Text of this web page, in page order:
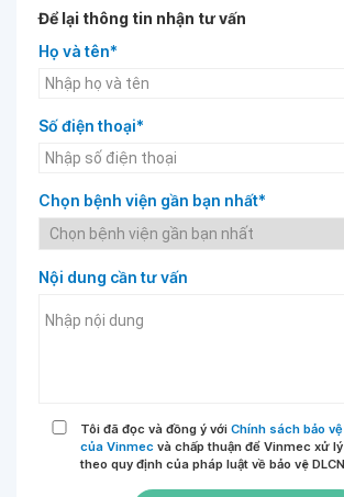
Để lại thông tin nhận tư vấn
Họ và tên*
Số điện thoại*
Chọn bệnh viện gần bạn nhất*
Nội dung cần tư vấn
Tôi đã đọc và đồng ý với Chính sách bảo
của Vinmec và chấp thuận để Vinmec xử
theo quy định của pháp luật về bảo vệ